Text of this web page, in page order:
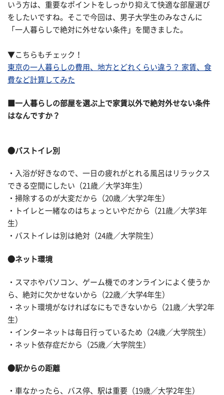
いう方は、重要なポイントをしっかり抑えて快適な部屋選び
をしたいですね。そこで今回は、男子大学生のみなさんに
「一人暮らしで絶対に外せない条件」を聞きました。
▼こちらもチェック！
東京の一人暮らしの費用、地方とどれくらい違う？ 家賃、食
費など計算してみた
■一人暮らしの部屋を選ぶ上で家賃以外で絶対外せない条件
はなんですか？
●バストイレ別
・入浴が好きなので、一日の疲れがとれる風呂はリラックス
できる空間にしたい（21歳／大学3年生）
・掃除するのが大変だから（20歳／大学2年生）
・トイレと一緒なのはちょっといやだから（21歳／大学3年
生）
・バストイレは別は絶対（24歳／大学院生）
●ネット環境
・スマホやパソコン、ゲーム機でのオンラインによく使うか
ら、絶対に欠かせないから（22歳／大学4年生）
・ネット環境がなければなにもできないから（21歳／大学2年
生）
・インターネットは毎日行っているため（24歳／大学院生）
・ネット依存症だから（25歳／大学院生）
●駅からの距離
・車なかったら、バス停、駅は重要（19歳／大学2年生）